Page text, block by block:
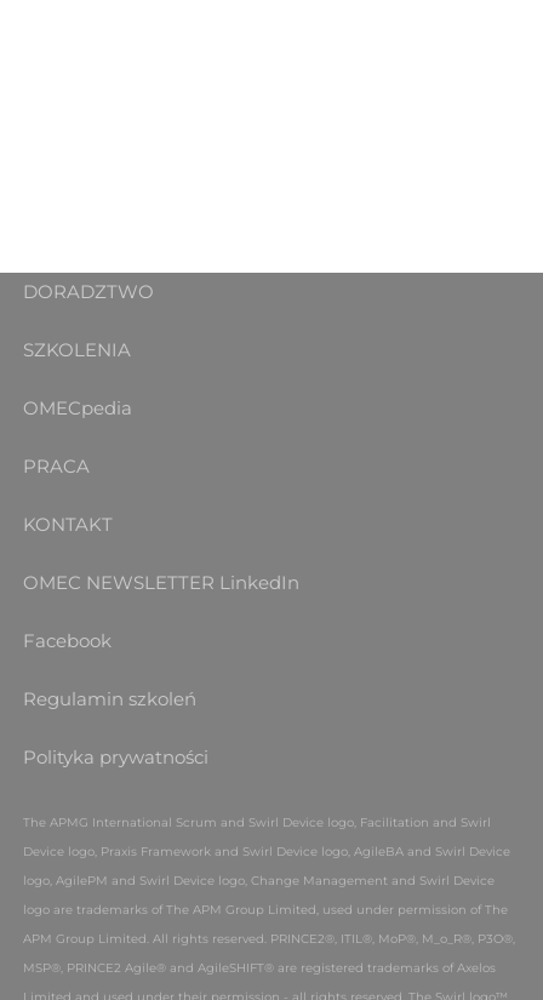
DORADZTWO
SZKOLENIA
OMECpedia
PRACA
KONTAKT
OMEC NEWSLETTER LinkedIn
Facebook
Regulamin szkoleń
Polityka prywatności
The APMG International Scrum and Swirl Device logo, Facilitation and Swirl
Device logo, Praxis Framework and Swirl Device logo, AgileBA and Swirl Device
logo, AgilePM and Swirl Device logo, Change Management and Swirl Device
logo are trademarks of The APM Group Limited, used under permission of The
APM Group Limited. All rights reserved. PRINCE2®, ITIL®, MoP®, M_o_R®, P3O®,
MSP®, PRINCE2 Agile® and AgileSHIFT® are registered trademarks of Axelos
Limited and used under their permission - all rights reserved. The Swirl logo™